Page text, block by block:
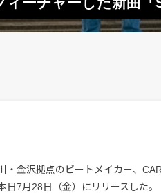
・金沢拠点のビートメイカー、
日7月28日（金）にリリースした。